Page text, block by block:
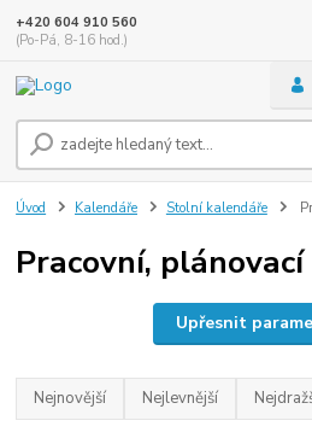
+420 604 910 560
(Po-Pá, 8-16 hod.)
Úvod Kalendáře Stolní kalendáře
Pracovní,
Upřesnit
Nejnovější Nejlevnější